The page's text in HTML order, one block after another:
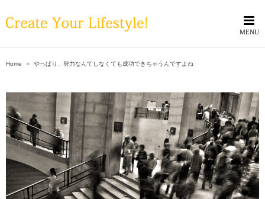
to
Home ＞ やっぱり、努力なんてしなくても成功できちゃうんですよね